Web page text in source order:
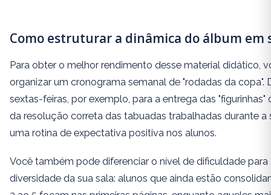
Como estruturar a dinâmica do álbum em
Para obter o melhor rendimento desse material didático,
organizar um cronograma semanal de "rodadas da copa".
sextas-feiras, por exemplo, para a entrega das "figurinhas"
da resolução correta das tabuadas trabalhadas durante a
uma rotina de expectativa positiva nos alunos.
Você também pode diferenciar o nível de dificuldade para
diversidade da sua sala: alunos que ainda estão